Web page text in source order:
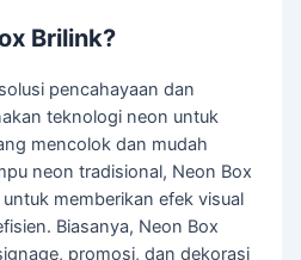
Brilink?
pencahayaan dan
teknologi neon untuk
mencolok dan mudah
neon tradisional, Neon Box
memberikan efek visual
Biasanya, Neon Box
promosi, dan dekorasi